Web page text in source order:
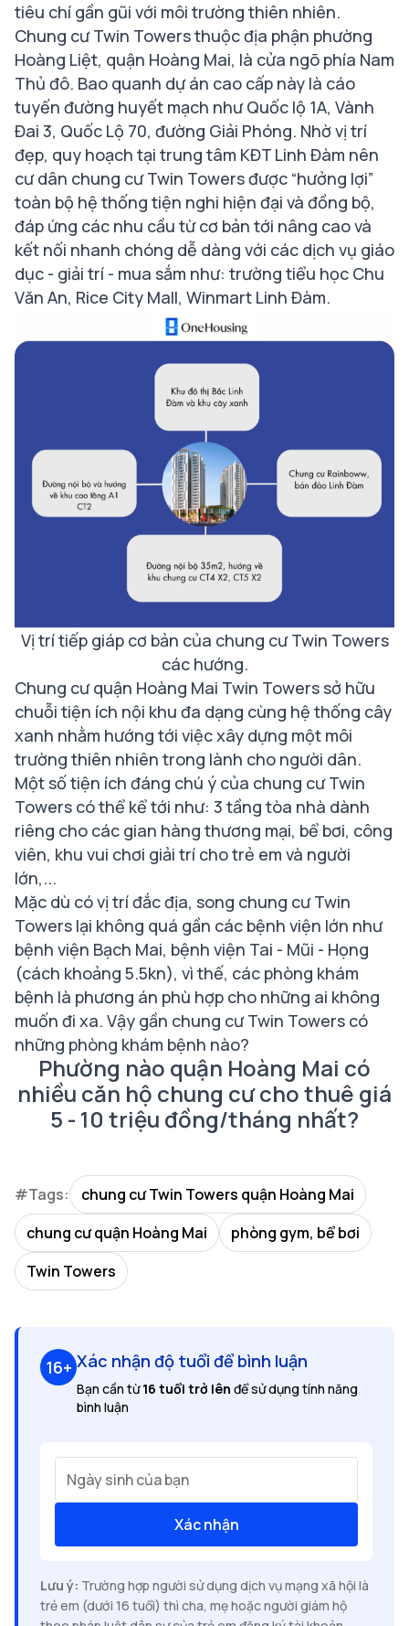
tiêu chí gần gũi với môi trường thiên nhiên.
Chung cư Twin Towers thuộc địa phận phường
Hoàng Liệt, quận Hoàng Mai, là cửa ngõ phía Nam
Thủ đô. Bao quanh dự án cao cấp này là cáo
tuyến đường huyết mạch như Quốc lộ 1A, Vành
Đai 3, Quốc Lộ 70, đường Giải Phóng. Nhờ vị trí
đẹp, quy hoạch tại trung tâm KĐT Linh Đàm nên
cư dân chung cư Twin Towers được “hưởng lợi”
toàn bộ hệ thống tiện nghi hiện đại và đồng bộ,
đáp ứng các nhu cầu từ cơ bản tới nâng cao và
kết nối nhanh chóng dễ dàng với các dịch vụ giáo
dục - giải trí - mua sắm như: trường tiểu học Chu
Văn An, Rice City Mall, Winmart Linh Đàm.
Vị trí tiếp giáp cơ bản của chung cư Twin Towers
các hướng.
Chung cư quận Hoàng Mai Twin Towers sở hữu
chuỗi tiện ích nội khu đa dạng cùng hệ thống cây
xanh nhằm hướng tới việc xây dựng một môi
trường thiên nhiên trong lành cho người dân.
Một số tiện ích đáng chú ý của chung cư Twin
Towers có thể kể tới như: 3 tầng tòa nhà dành
riêng cho các gian hàng thương mại, bể bơi, công
viên, khu vui chơi giải trí cho trẻ em và người
lớn,...
Mặc dù có vị trí đắc địa, song chung cư Twin
Towers lại không quá gần các bệnh viện lớn như
bệnh viện Bạch Mai, bệnh viện Tai - Mũi - Họng
(cách khoảng 5.5kn), vì thế, các phòng khám
bệnh là phương án phù hợp cho những ai không
muốn đi xa. Vậy gần chung cư Twin Towers có
những phòng khám bệnh nào?
Phường nào quận Hoàng Mai có
nhiều căn hộ chung cư cho thuê giá
5 - 10 triệu đồng/tháng nhất?
#Tags:
chung cư Twin Towers quận Hoàng Mai
chung cư quận Hoàng Mai
phòng gym, bể bơi
Twin Towers
16+ Xác nhận độ tuổi để bình luận
Bạn cần từ16 tuổi trở lên để sử dụng tính năng
bình luận
Ngày sinh của bạn
Xác nhận
Lưu ý: Trường hợp người sử dụng dịch vụ mạng xã hội là
trẻ em (dưới 16 tuổi) thì cha, mẹ hoặc người giám hộ